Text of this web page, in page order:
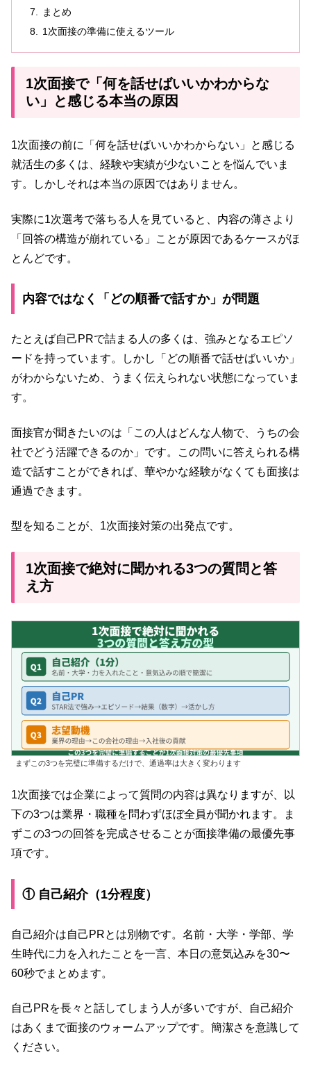
まとめ
1次面接の準備に使えるツール
1次面接で「何を話せばいいかわからな
い」と感じる本当の原因
1次面接の前に「何を話せばいいかわからない」と感じる
就活生の多くは、経験や実績が少ないことを悩んでいま
す。しかしそれは本当の原因ではありません。
実際に1次選考で落ちる人を見ていると、内容の薄さより
「回答の構造が崩れている」ことが原因であるケースがほ
とんどです。
内容ではなく「どの順番で話すか」が問題
たとえば自己PRで詰まる人の多くは、強みとなるエピソ
ードを持っています。しかし「どの順番で話せばいいか」
がわからないため、うまく伝えられない状態になっていま
す。
面接官が聞きたいのは「この人はどんな人物で、うちの会
社でどう活躍できるのか」です。この問いに答えられる構
造で話すことができれば、華やかな経験がなくても面接は
通過できます。
型を知ることが、1次面接対策の出発点です。
1次面接で絶対に聞かれる3つの質問と答
え方
まずこの3つを完璧に準備するだけで、通過率は大きく変わります
1次面接では企業によって質問の内容は異なりますが、以
下の3つは業界・職種を問わずほぼ全員が聞かれます。ま
ずこの3つの回答を完成させることが面接準備の最優先事
項です。
① 自己紹介（1分程度）
自己紹介は自己PRとは別物です。名前・大学・学部、学
生時代に力を入れたことを一言、本日の意気込みを30〜
60秒でまとめます。
自己PRを長々と話してしまう人が多いですが、自己紹介
はあくまで面接のウォームアップです。簡潔さを意識して
ください。